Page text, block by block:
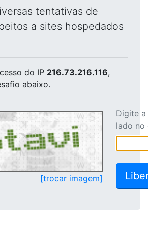
tentativas de
a sites hospedados
do IP 216.73.216.116,
abaixo.
[trocar imagem]
Digite
lado no